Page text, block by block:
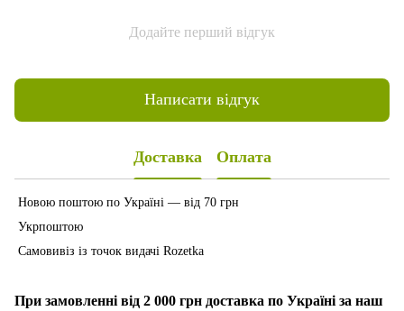
Додайте перший відгук
Написати відгук
Доставка Оплата
Новою поштою по Україні — від 70 грн
Укрпоштою
Самовивіз із точок видачі Rozetka
При замовленні від 2 000 грн доставка по Україні за наш